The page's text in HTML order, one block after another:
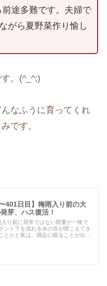
途多難です。夫婦で
がら夏野菜作り愉し
。(^_^;)
なふうに育ってくれ
です。
401日目】梅雨入り前の大
芽、ハス復活！
入り前に尋常ではない雨量が一晩で
ント下を流れる水の音が聞こえてき
とかと夜は、満足に眠ることが出来